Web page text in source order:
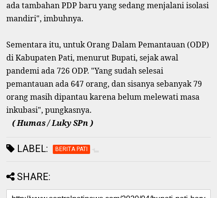
ada tambahan PDP baru yang sedang menjalani isolasi
mandiri", imbuhnya.
Sementara itu, untuk Orang Dalam Pemantauan (ODP)
di Kabupaten Pati, menurut Bupati, sejak awal
pandemi ada 726 ODP. "Yang sudah selesai
pemantauan ada 647 orang, dan sisanya sebanyak 79
orang masih dipantau karena belum melewati masa
inkubasi", pungkasnya.
( Humas / Luky SPn )
LABEL: BERITA PATI
SHARE: